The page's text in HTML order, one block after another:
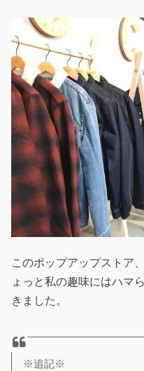
このポップアップストア
ょっと私の趣味にはハマ
きました。
※追記※